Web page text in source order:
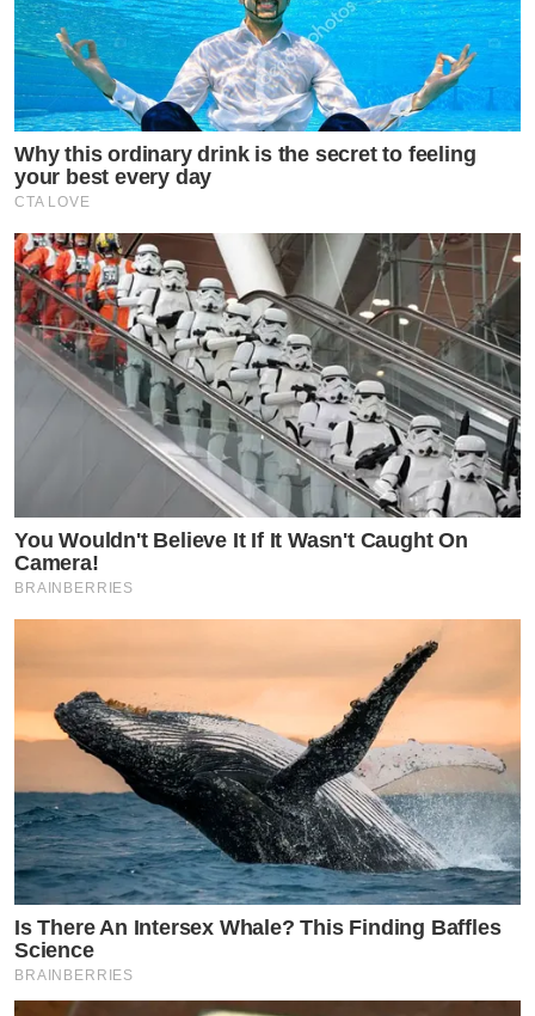
Why this ordinary drink is the secret to feeling
your best every day
CTA LOVE
You Wouldn't Believe It If It Wasn't Caught On
Camera!
BRAINBERRIES
Is There An Intersex Whale? This Finding Baffles
Science
BRAINBERRIES